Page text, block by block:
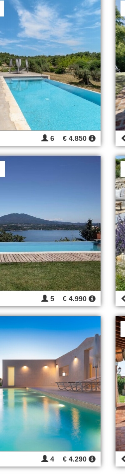
6 € 4.850
5 € 4.990
4 € 4.290